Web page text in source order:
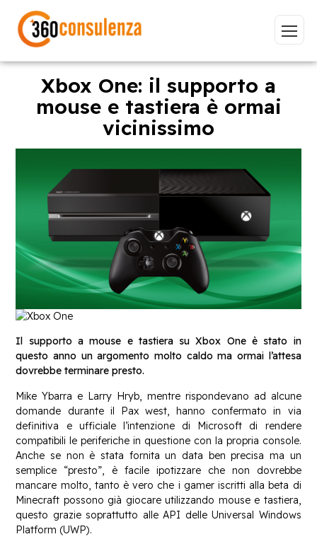
Vai
NIS2 Bandi ISO 27001
Sviluppo software BeeProd
Inizia a digitare per visualizzare le pagine consigliate.
Xbox One: il supporto a
mouse e tastiera è ormai
vicinissimo
Il supporto a mouse e tastiera su Xbox One è stato in
questo anno un argomento molto caldo ma ormai l’attesa
dovrebbe terminare presto.
Mike Ybarra e Larry Hryb, mentre rispondevano ad alcune
domande durante il Pax west, hanno confermato in via
definitiva e ufficiale l’intenzione di Microsoft di rendere
compatibili le periferiche in questione con la propria console.
Anche se non è stata fornita un data ben precisa ma un
semplice “presto”, è facile ipotizzare che non dovrebbe
mancare molto, tanto è vero che i gamer iscritti alla beta di
Minecraft possono già giocare utilizzando mouse e tastiera,
questo grazie soprattutto alle API delle Universal Windows
Platform (UWP).